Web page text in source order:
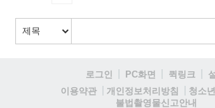
로그인 PC화면 퀵링크
이용약관
개인정보처리방침
청소
불법촬영물신고안내